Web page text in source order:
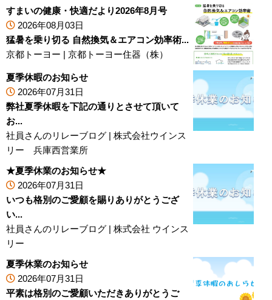
すまいの健康・快適だより2026年8月号
2026年08月03日
猛暑を乗り切る 自然換気＆エアコン効率術...
京都トーヨー | 京都トーヨー住器（株）
夏季休暇のお知らせ
2026年07月31日
弊社夏季休暇を下記の通りとさせて頂いて
お...
社員さんのリレーブログ | 株式会社ウインス
リー 兵庫西営業所
★夏季休業のお知らせ★
2026年07月31日
いつも格別のご愛顧を賜りありがとうござ
い...
社員さんのリレーブログ | 株式会社 ウインス
リー
夏季休業のお知らせ
2026年07月31日
平素は格別のご愛顧いただきありがとうご